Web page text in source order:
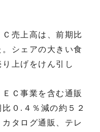
売上高は、前期比
シェアの大きい食
上げをけん引し
Ｃ事業を含む通販
０.４％減の約５２
タログ通販、テレ